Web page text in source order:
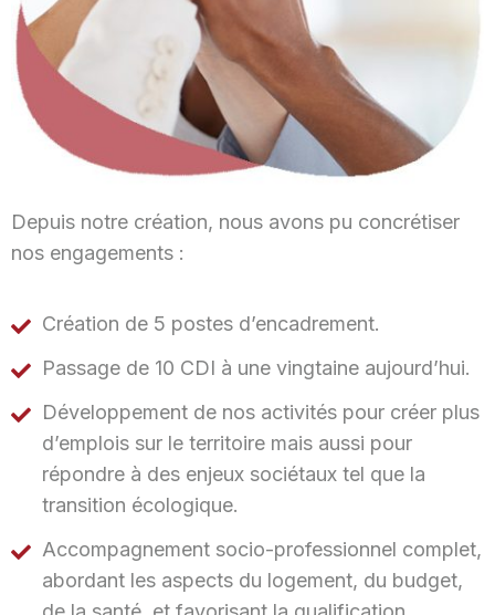
Depuis notre création, nous avons pu concrétiser
nos engagements :
Création de 5 postes d’encadrement.
Passage de 10 CDI à une vingtaine aujourd’hui.
Développement de nos activités pour créer plus
d’emplois sur le territoire mais aussi pour
répondre à des enjeux sociétaux tel que la
transition écologique.
Accompagnement socio-professionnel complet,
abordant les aspects du logement, du budget,